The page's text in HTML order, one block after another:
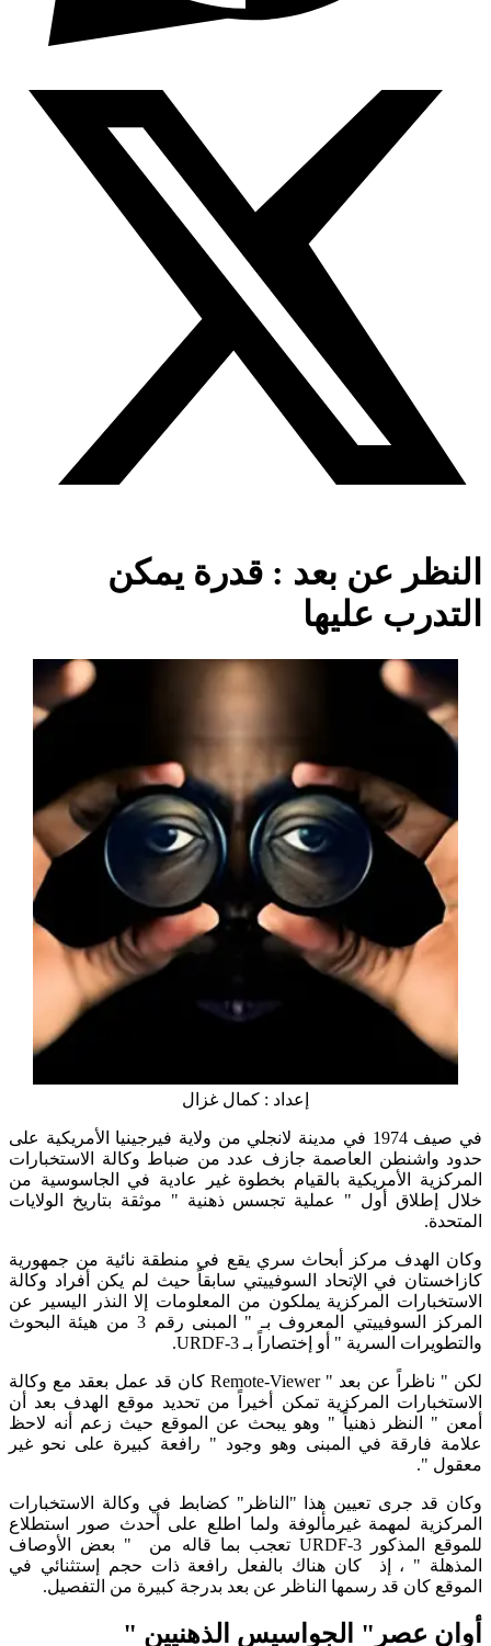
النظر عن بعد : قدرة يمكن
التدرب عليها
إعداد : كمال غزال
في صيف 1974 في مدينة لانجلي من ولاية فيرجينيا الأمريكية على
حدود واشنطن العاصمة جازف عدد من ضباط وكالة الاستخبارات
المركزية الأمريكية بالقيام بخطوة غير عادية في الجاسوسية من
خلال إطلاق أول " عملية تجسس ذهنية " موثقة بتاريخ الولايات
المتحدة.
وكان الهدف مركز أبحاث سري يقع في منطقة نائية من جمهورية
كازاخستان في الإتحاد السوفييتي سابقاً حيث لم يكن أفراد وكالة
الاستخبارات المركزية يملكون من المعلومات إلا النذر اليسير عن
المركز السوفييتي المعروف بـ " المبنى رقم 3 من هيئة البحوث
والتطويرات السرية " أو إختصاراً بـ URDF-3.
لكن " ناظراً عن بعد " Remote-Viewer كان قد عمل بعقد مع وكالة
الاستخبارات المركزية تمكن أخيراً من تحديد موقع الهدف بعد أن
أمعن " النظر ذهنياً " وهو يبحث عن الموقع حيث زعم أنه لاحظ
علامة فارقة في المبنى وهو وجود " رافعة كبيرة على نحو غير
معقول ".
وكان قد جرى تعيين هذا "الناظر" كضابط في وكالة الاستخبارات
المركزية لمهمة غيرمألوفة ولما اطلع على أحدث صور استطلاع
للموقع المذكور URDF-3 تعجب بما قاله من " بعض الأوصاف
المذهلة " ، إذ كان هناك بالفعل رافعة ذات حجم إستثنائي في
الموقع كان قد رسمها الناظر عن بعد بدرجة كبيرة من التفصيل.
أوان عصر" الجواسيس الذهنيين "